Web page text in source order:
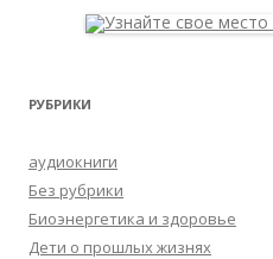
РУБРИКИ
аудиокниги
Без рубрики
Биоэнергетика и здоровье
Дети о прошлых жизнях